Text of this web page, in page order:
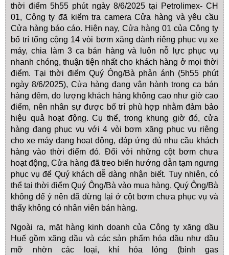
thời điểm 5h55 phút ngày 8/6/2025 tại Petrolimex- CH
01, Công ty đã kiểm tra camera Cửa hàng và yêu cầu
Cửa hàng báo cáo. Hiện nay, Cửa hàng 01 của Công ty
bố trí tổng cộng 14 vòi bơm xăng dành riêng phục vụ xe
máy, chia làm 3 ca bán hàng và luôn nỗ lực phục vụ
nhanh chóng, thuận tiện nhất cho khách hàng ở mọi thời
điểm. Tại thời điểm Quý Ông/Bà phản ánh (5h55 phút
ngày 8/6/2025), Cửa hàng đang vận hành trong ca bán
hàng đêm, do lượng khách hàng không cao như giờ cao
điểm, nên nhân sự được bố trí phù hợp nhằm đảm bảo
hiệu quả hoạt động. Cụ thể, trong khung giờ đó, cửa
hàng đang phục vụ với 4 vòi bơm xăng phục vụ riêng
cho xe máy đang hoạt động, đáp ứng đủ nhu cầu khách
hàng vào thời điểm đó. Đối với những cột bơm chưa
hoạt động, Cửa hàng đã treo biển hướng dẫn tạm ngưng
phục vụ để Quý khách dễ dàng nhận biết. Tuy nhiên, có
thể tại thời điểm Quý Ông/Bà vào mua hàng, Quý Ông/Bà
không để ý nên đã dừng lại ở cột bơm chưa phục vụ và
thấy không có nhân viên bán hàng.
Ngoài ra, mặt hàng kinh doanh của Công ty xăng dầu
Huế gồm xăng dầu và các sản phẩm hóa dầu như dầu
mỡ nhờn các loại, khí hóa lỏng (bình gas